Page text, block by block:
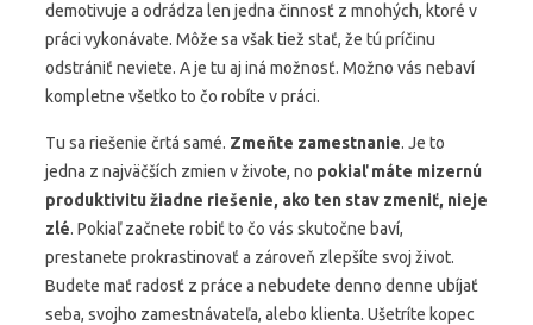
demotivuje a odrádza len jedna činnosť z mnohých, ktoré v
práci vykonávate. Môže sa však tiež stať, že tú príčinu
odstrániť neviete. A je tu aj iná možnosť. Možno vás nebaví
kompletne všetko to čo robíte v práci.
Tu sa riešenie črtá samé. Zmeňte zamestnanie. Je to
jedna z najväčších zmien v živote, no pokiaľ máte mizernú
produktivitu žiadne riešenie, ako ten stav zmeniť, nieje
zlé. Pokiaľ začnete robiť to čo vás skutočne baví,
prestanete prokrastinovať a zároveň zlepšíte svoj život.
Budete mať radosť z práce a nebudete denno denne ubíjať
seba, svojho zamestnávateľa, alebo klienta. Ušetríte kopec